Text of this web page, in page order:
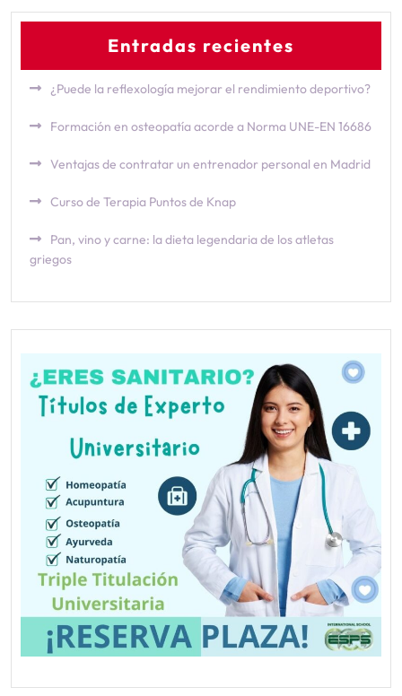
Entradas recientes
¿Puede la reflexología mejorar el rendimiento deportivo?
Formación en osteopatía acorde a Norma UNE-EN 16686
Ventajas de contratar un entrenador personal en Madrid
Curso de Terapia Puntos de Knap
Pan, vino y carne: la dieta legendaria de los atletas
griegos